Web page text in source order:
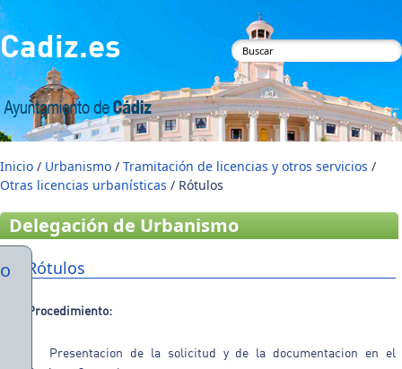
Pasar al contenido principal
Cadiz.es
Formulario de
búsqueda
Inicio / Urbanismo / Tramitación de licencias y otros servicios /
Otras licencias urbanísticas / Rótulos
Delegación de Urbanismo
Rótulos
Procedimiento:
Presentacion de la solicitud y de la documentacion en el